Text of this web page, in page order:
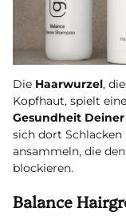
Die Haarwurzel,
Kopfhaut, spielt eine
Gesundheit
sich dort
ansammeln, die
blockieren.
Balance